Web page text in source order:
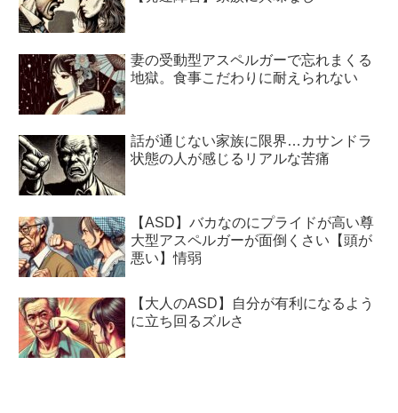
妻の受動型アスペルガーで忘れまくる
地獄。食事こだわりに耐えられない
話が通じない家族に限界…カサンドラ
状態の人が感じるリアルな苦痛
【ASD】バカなのにプライドが高い尊
大型アスペルガーが面倒くさい【頭が
悪い】情弱
【大人のASD】自分が有利になるよう
に立ち回るズルさ